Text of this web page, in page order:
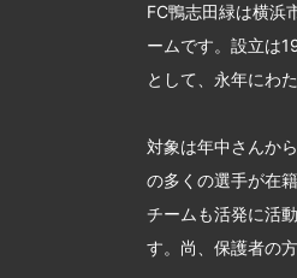
FC鴨志田緑は横浜
ームです。設立は
として、永年にわ
対象は年中さんか
の多くの選手が在
チームも活発に活
す。尚、保護者の